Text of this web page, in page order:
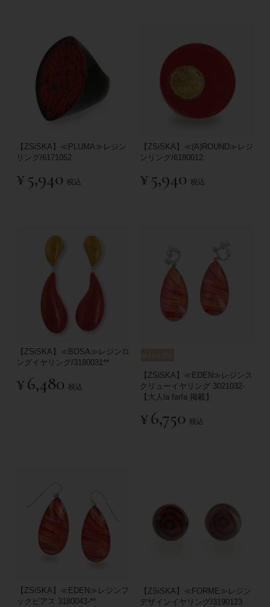
【ZSiSKA】≪PLUMA≫レジン
リング/6171052
¥5,940 税込
【ZSiSKA】≪(A)ROUND≫レジ
ンリング/6180012
¥5,940 税込
【ZSiSKA】≪BOSA≫レジンロ
ングイヤリング/3180031**
¥6,480 税込
【ZSiSKA】≪EDEN≫レジンス
クリューイヤリング 3021032-
【大人la farfa 掲載】
¥6,750 税込
【ZSiSKA】≪EDEN≫レジンフ
ックピアス 3180043-**
【ZSiSKA】≪FORME≫レジン
デザインイヤリング/3190123